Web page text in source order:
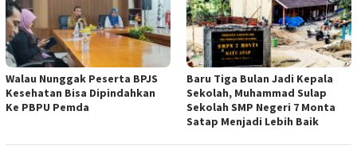
Walau Nunggak Peserta BPJS
Kesehatan Bisa Dipindahkan
Ke PBPU Pemda
Baru Tiga Bulan Jadi Kepala
Sekolah, Muhammad Sulap
Sekolah SMP Negeri 7 Monta
Satap Menjadi Lebih Baik